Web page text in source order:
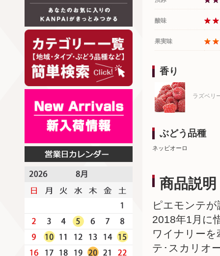
酸味
果実味
香り
ラズベリ
ぶどう品種
ネッビオーロ
商品説明
ピエモンテ
2018年1月に
ワイナリー
テ･スカリオ